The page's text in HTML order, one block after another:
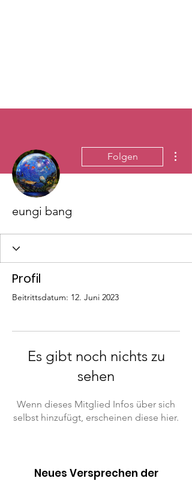
Folgen
eungi bang
Profil
Beitrittsdatum: 12. Juni 2023
Es gibt noch nichts zu
sehen
Wenn dieses Mitglied Infos über sich
selbst hinzufügt, erscheinen diese hier.
Neues Versprechen der